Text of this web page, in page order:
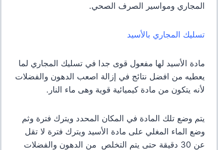
المجاري ومواسير الصرف الصحي.
تسليك المجاري بالأسيد
مادة الأسيد لها مفعول قوى جدا في تسليك المجاري لما
يعطيه من افضل نتائج في إزالة اصعب الدهون والفضلات
لأنه يتكون من مادة كيميائية قوية وهى ماء النار.
يتم وضع تلك المادة في المكان المحدد ويترك فترة وثم
وضع الماء المغلي على مادة الأسيد ويترك فترة لا تقل
عن 30 دقيقة حتى يتم التخلص من الدهون والفضلات